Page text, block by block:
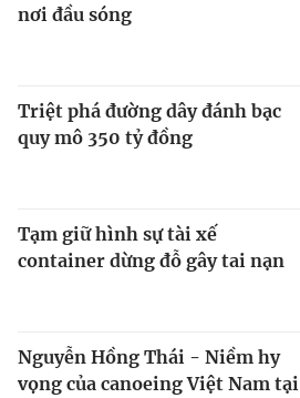
nơi đầu sóng
Triệt phá đường dây đánh bạc
quy mô 350 tỷ đồng
Tạm giữ hình sự tài xế
container dừng đỗ gây tai nạn
Nguyễn Hồng Thái - Niềm hy
vọng của canoeing Việt Nam tại